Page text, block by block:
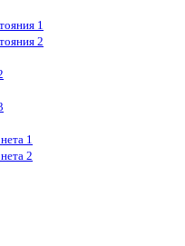
1
2
1
2